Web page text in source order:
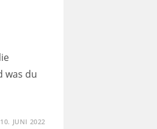
was du
10. JUNI 2022